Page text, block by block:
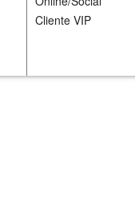
Cliente VIP